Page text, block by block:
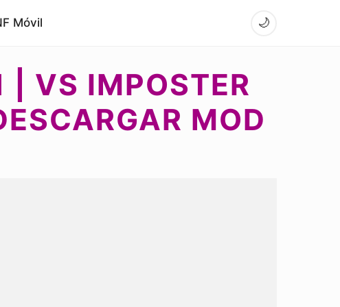
Móvil 🌙
| VS IMPOSTER
MOD